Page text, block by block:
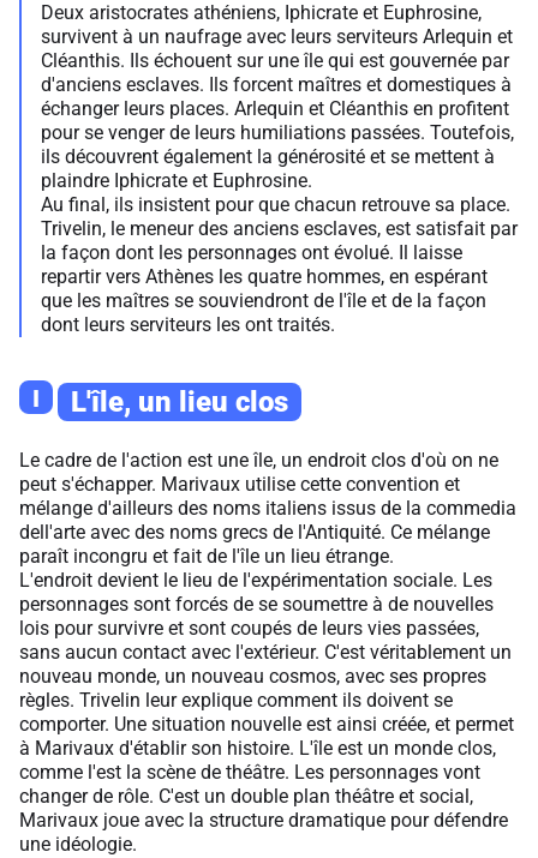
Deux aristocrates athéniens, Iphicrate et Euphrosine,
survivent à un naufrage avec leurs serviteurs Arlequin et
Cléanthis. Ils échouent sur une île qui est gouvernée par
d'anciens esclaves. Ils forcent maîtres et domestiques à
échanger leurs places. Arlequin et Cléanthis en profitent
pour se venger de leurs humiliations passées. Toutefois,
ils découvrent également la générosité et se mettent à
plaindre Iphicrate et Euphrosine.
Au final, ils insistent pour que chacun retrouve sa place.
Trivelin, le meneur des anciens esclaves, est satisfait par
la façon dont les personnages ont évolué. Il laisse
repartir vers Athènes les quatre hommes, en espérant
que les maîtres se souviendront de l'île et de la façon
dont leurs serviteurs les ont traités.
I L'île, un lieu clos
Le cadre de l'action est une île, un endroit clos d'où on ne
peut s'échapper. Marivaux utilise cette convention et
mélange d'ailleurs des noms italiens issus de la commedia
dell'arte avec des noms grecs de l'Antiquité. Ce mélange
paraît incongru et fait de l'île un lieu étrange.
L'endroit devient le lieu de l'expérimentation sociale. Les
personnages sont forcés de se soumettre à de nouvelles
lois pour survivre et sont coupés de leurs vies passées,
sans aucun contact avec l'extérieur. C'est véritablement un
nouveau monde, un nouveau cosmos, avec ses propres
règles. Trivelin leur explique comment ils doivent se
comporter. Une situation nouvelle est ainsi créée, et permet
à Marivaux d'établir son histoire. L'île est un monde clos,
comme l'est la scène de théâtre. Les personnages vont
changer de rôle. C'est un double plan théâtre et social,
Marivaux joue avec la structure dramatique pour défendre
une idéologie.